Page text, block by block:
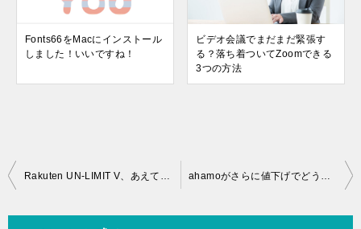
Fonts66をMacにインストール
しました！いいですね！
ビデオ会議でまだまだ緊張す
る？落ち着ついてZoomできる
3つの方法
投
Rakuten UN-LIMIT V、あえてのデメリットとは？ ahamoがさらに値下げでどうなる？他社への影響を考えてみた